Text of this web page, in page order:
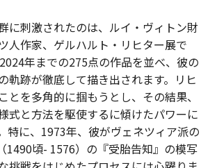
に刺激されたのは、ルイ・ヴィトン財
人作家、ゲルハルト・リヒター展で
年までの275点の作品を並べ、彼の
軌跡が徹底して描き出されます。リヒ
とを多角的に掴もうとし、その結果、
式と方法を駆使するに傾けたパワーに
特に、1973年、彼がヴェネツィア派の
1490頃- 1576）の『受胎告知』の模写